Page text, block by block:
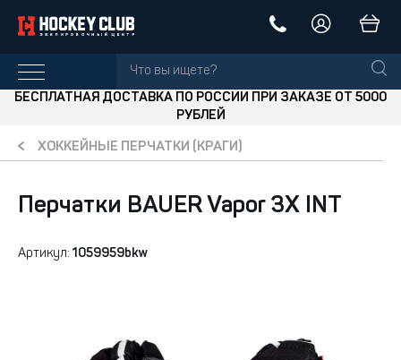
БЕСПЛАТНАЯ ДОСТАВКА ПО РОССИИ ПРИ ЗАКАЗЕ ОТ 5000
РУБЛЕЙ
ХОККЕЙНЫЕ ПЕРЧАТКИ (КРАГИ)
Перчатки BAUER Vapor 3X INT
Артикул: 1059959bkw